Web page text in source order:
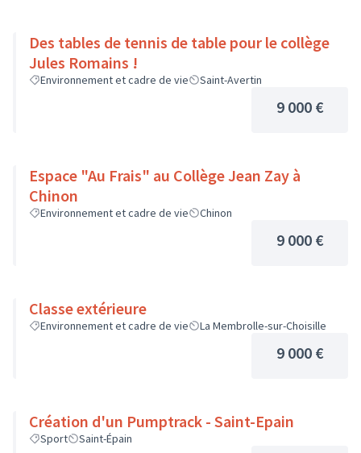
Des tables de tennis de table pour le collège
Jules Romains !
Environnement et cadre de vie Saint-Avertin
9 000 €
Espace "Au Frais" au Collège Jean Zay à
Chinon
Environnement et cadre de vie Chinon
9 000 €
Classe extérieure
Environnement et cadre de vie La Membrolle-sur-Choisille
9 000 €
Création d'un Pumptrack - Saint-Epain
Sport Saint-Épain